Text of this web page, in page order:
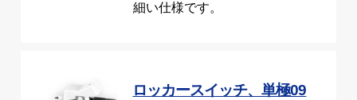
細い仕様です。
ロッカースイッチ、単極09